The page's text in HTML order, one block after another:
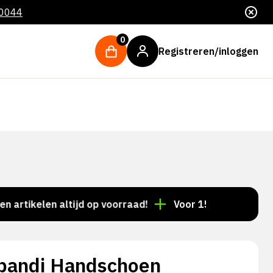
0
Registreren/inloggen
altijd op voorraad! Voor 15:00 besteld =
Handschoen